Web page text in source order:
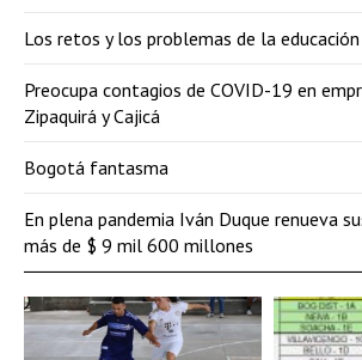
Los retos y los problemas de la
Preocupa contagios de COVID-19 en
Zipaquirá y Cajicá
Bogotá fantasma
En plena pandemia Iván Duque renueva
más de $ 9 mil 600 millones